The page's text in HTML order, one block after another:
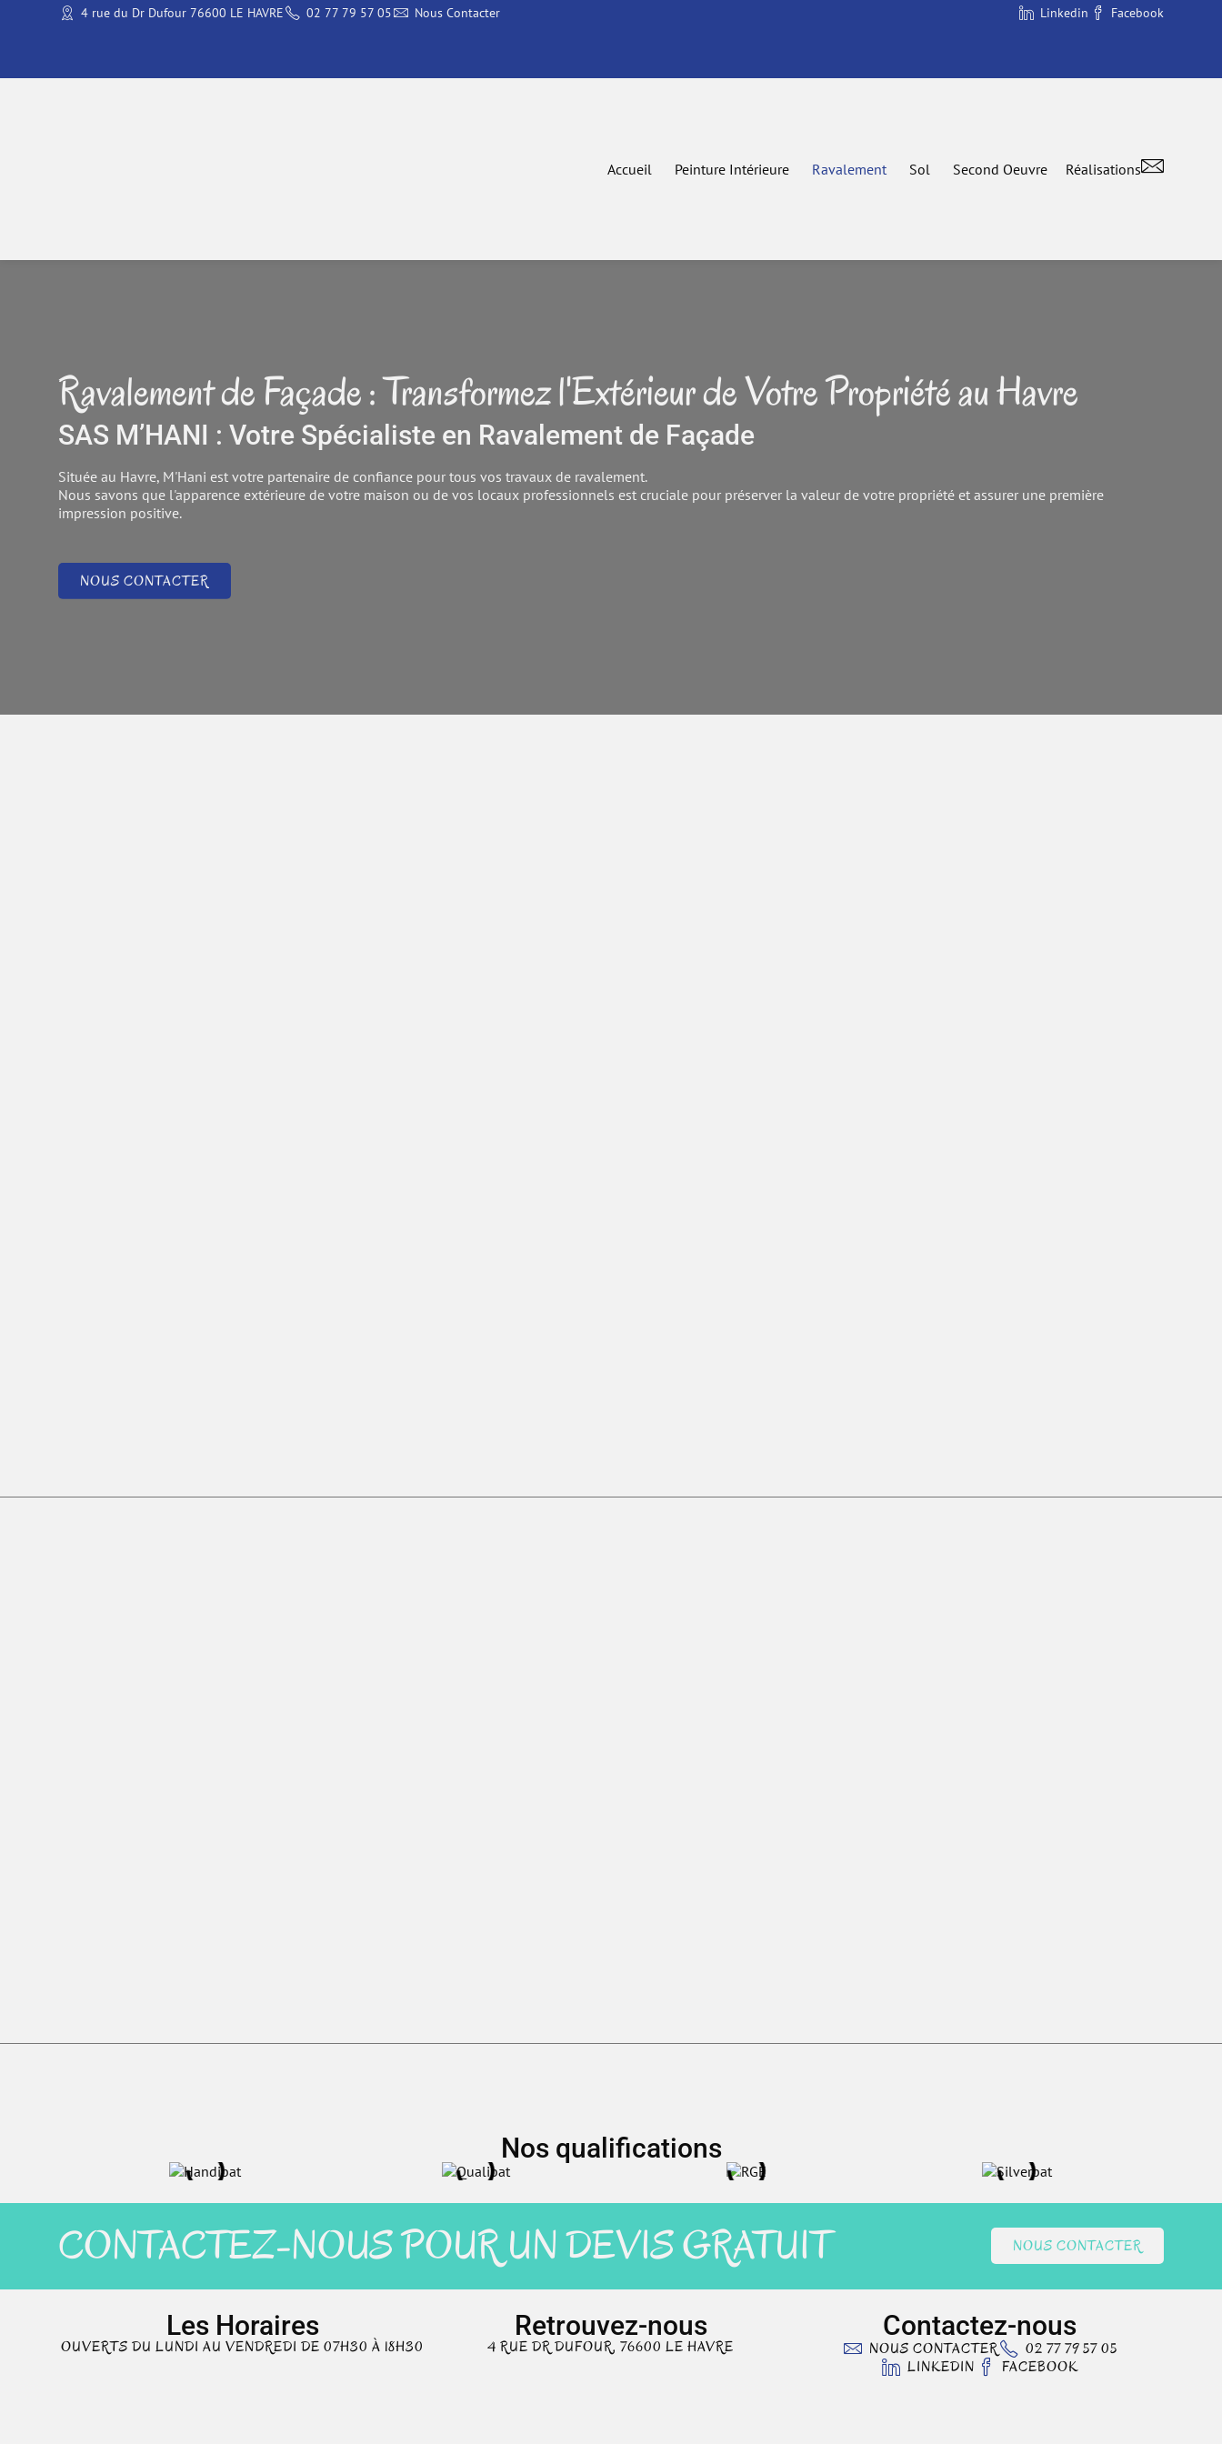
4 rue du Dr Dufour 76600 LE HAVRE 02 77 79 57 05 Nous Contacter Linkedin Facebook
Accueil Peinture Intérieure Ravalement Sol Second Oeuvre Réalisations
Ravalement de Façade : Transformez l'Extérieur de Votre Propriété au Havre
SAS M’HANI : Votre Spécialiste en Ravalement de Façade
Située au Havre, M'Hani est votre partenaire de confiance pour tous vos travaux de ravalement.
Nous savons que l'apparence extérieure de votre maison ou de vos locaux professionnels est cruciale pour préserver la valeur de votre propriété et assurer une première
impression positive.
NOUS CONTACTER
Nos qualifications
CONTACTEZ-NOUS POUR UN DEVIS GRATUIT NOUS CONTACTER
Les Horaires
OUVERTS DU LUNDI AU VENDREDI DE 07H30 À 18H30
Retrouvez-nous
4 RUE DR DUFOUR, 76600 LE HAVRE
Contactez-nous
NOUS CONTACTER
02 77 79 57 05
LINKEDIN
FACEBOOK